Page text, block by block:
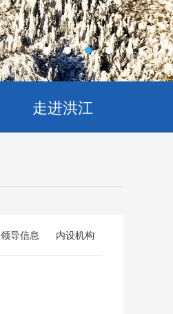
走进洪江
领导信息 内设机构